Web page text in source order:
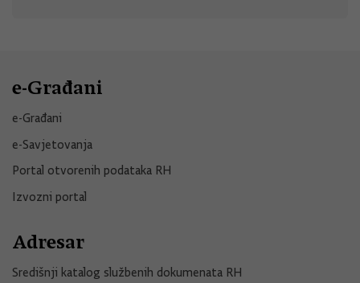
e-Građani
e-Građani
e-Savjetovanja
Portal otvorenih podataka RH
Izvozni portal
Adresar
Središnji katalog službenih dokumenata RH